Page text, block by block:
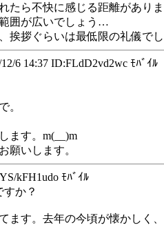
たら不快に感じる距離がありま
囲が広いでしょう…
挨拶ぐらいは最低限の礼儀で
12/6 14:37 ID:FLdD2vd2wc ﾓﾊﾞｲﾙ
。
ます。m(__)m
願いします。
kFH1udo ﾓﾊﾞｲﾙ
すか？
ます。去年の今頃が懐かしく